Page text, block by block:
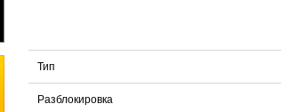
Тип
Разблокировка